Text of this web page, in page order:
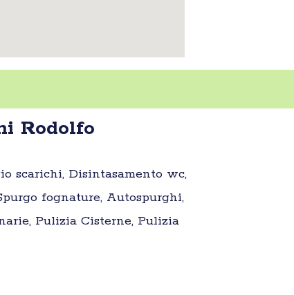
Rodolfo
scarichi, Disintasamento wc,
fognature, Autospurghi,
Pulizia Cisterne, Pulizia